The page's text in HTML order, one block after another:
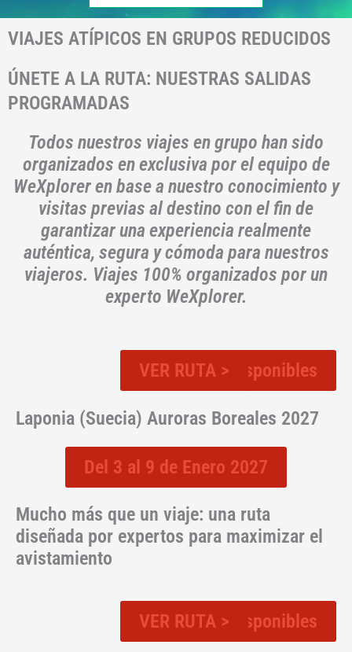
VIAJES ATÍPICOS EN GRUPOS REDUCIDOS
ÚNETE A LA RUTA: NUESTRAS SALIDAS
PROGRAMADAS
Todos nuestros viajes en grupo han sido
organizados en exclusiva por el equipo de
WeXplorer en base a nuestro conocimiento y
visitas previas al destino con el fin de
garantizar una experiencia realmente
auténtica, segura y cómoda para nuestros
viajeros. Viajes 100% organizados por un
experto WeXplorer.
Plazas disponibles
Laponia (Suecia) Auroras Boreales 2027
Del 3 al 9 de Enero 2027
Mucho más que un viaje: una ruta
diseñada por expertos para maximizar el
avistamiento
VER RUTA >
Plazas disponibles
VER RUTA >